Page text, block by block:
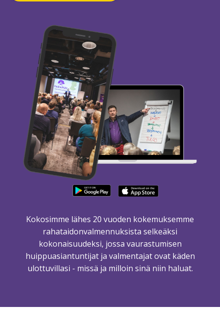
Kokosimme lähes 20 vuoden kokemuksemme
rahataidonvalmennuksista selkeäksi
kokonaisuudeksi, jossa vaurastumisen
huippuasiantuntijat ja valmentajat ovat käden
ulottuvillasi - missä ja milloin sinä niin haluat.